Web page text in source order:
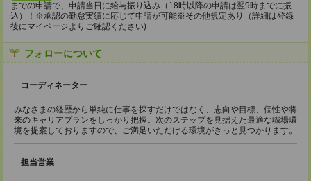
までの申請で、申請当日に給与振り込み（18時以降の申請は翌9時までに振
込）！※承認の勤怠実績に応じて申請が可能※その他規定あり（詳細は登録
後にマイページよりご確認ください)
フォローについて
コーディネーター
みなさまの経歴から単純に仕事を探すだけではなく、志向や目標、個性や将
来のキャリアプランをしっかり把握。次のステップを見据えた最適な職場環
境を提案しておりますので、ご満足いただける環境がきっと見つかります。
担当営業